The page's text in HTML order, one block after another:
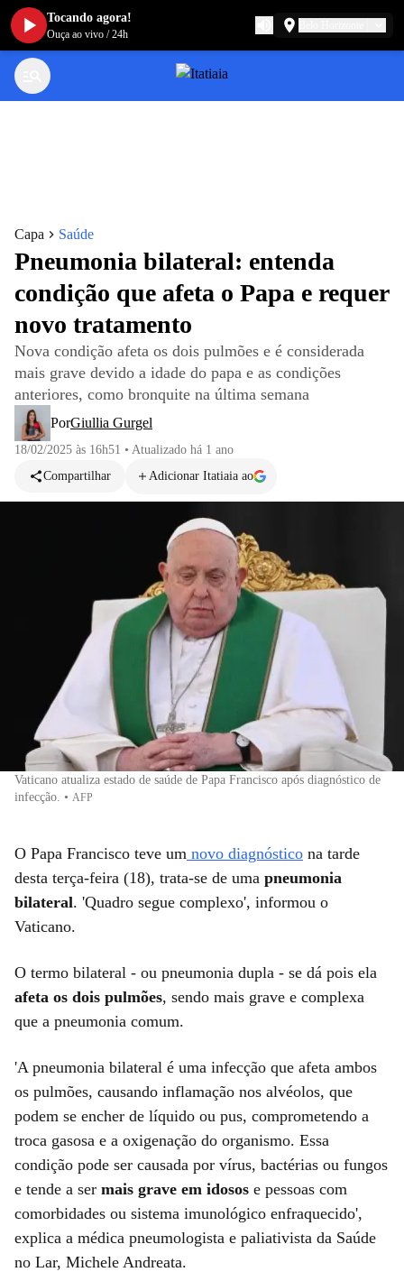
Capa Saúde
Pneumonia bilateral: entenda
condição que afeta o Papa e requer
novo tratamento
Nova condição afeta os dois pulmões e é considerada
mais grave devido a idade do papa e as condições
anteriores, como bronquite na última semana
PorGiullia Gurgel
18/02/2025 às 16h51 • Atualizado há 1 ano
Compartilhar
Adicionar Itatiaia ao
Vaticano atualiza estado de saúde de Papa Francisco após diagnóstico de
infecção. • AFP
O Papa Francisco teve um novo diagnóstico na tarde
desta terça-feira (18), trata-se de uma pneumonia
bilateral. 'Quadro segue complexo', informou o
Vaticano.
O termo bilateral - ou pneumonia dupla - se dá pois ela
afeta os dois pulmões, sendo mais grave e complexa
que a pneumonia comum.
'A pneumonia bilateral é uma infecção que afeta ambos
os pulmões, causando inflamação nos alvéolos, que
podem se encher de líquido ou pus, comprometendo a
troca gasosa e a oxigenação do organismo. Essa
condição pode ser causada por vírus, bactérias ou fungos
e tende a ser mais grave em idosos e pessoas com
comorbidades ou sistema imunológico enfraquecido',
explica a médica pneumologista e paliativista da Saúde
no Lar, Michele Andreata.
Tocando agora!
Ouça ao vivo /24h